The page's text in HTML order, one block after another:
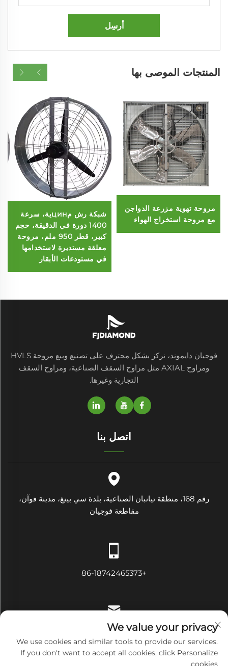
أرسِل
المنتجات الموصى بها
مروحة تهوية مزرعة الدواجن
مع مروحة استخراج الهواء
شبكة رش مцинية، سرعة
1400 دورة في الدقيقة، حجم
كبير، قطر 950 ملم، مروحة
معلقة مستديرة لاستخدامها
في مستودعات الأبقار
فوجيان دايموند، نركز بشكل محترف على تصنيع وبيع مروحة HVLS
ومراوح AXIAL مثل مراوح السقف الصناعية، ومراوح السقف
التجارية وغيرها.
اتصل بنا
رقم 168، منطقة تيانبان الصناعية، بلدة سي بينغ، مدينة فوآن،
مقاطعة فوجيان
+86-18742465373
[email protected]
We value your privacy
We use cookies and similar tools to provide our services.
If you don't want to accept all cookies, click Personalize
cookies.